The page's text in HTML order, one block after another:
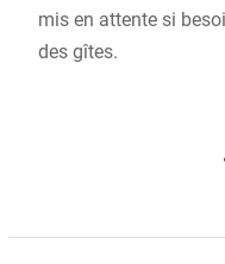
mis en attente si
des gîtes.